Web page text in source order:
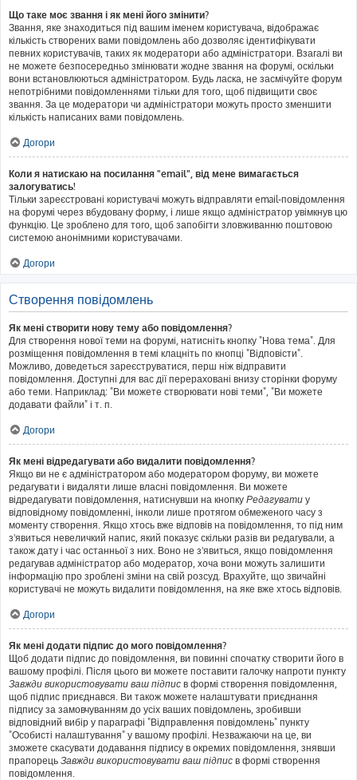
Що таке моє звання і як мені його змінити?
Звання, яке знаходиться під вашим іменем користувача, відображає
кількість створених вами повідомлень або дозволяє ідентифікувати
певних користувачів, таких як модератори або адміністратори. Взагалі ви
не можете безпосередньо змінювати жодне звання на форумі, оскільки
вони встановлюються адміністратором. Будь ласка, не засмічуйте форум
непотрібними повідомленнями тільки для того, щоб підвищити своє
звання. За це модератори чи адміністратори можуть просто зменшити
кількість написаних вами повідомлень.
Догори
Коли я натискаю на посилання "email", від мене вимагається
залогуватись!
Тільки зареєстровані користувачі можуть відправляти email-повідомлення
на форумі через вбудовану форму, і лише якщо адміністратор увімкнув цю
функцію. Це зроблено для того, щоб запобігти зловживанню поштовою
системою анонімними користувачами.
Догори
Створення повідомлень
Як мені створити нову тему або повідомлення?
Для створення нової теми на форумі, натисніть кнопку "Нова тема". Для
розміщення повідомлення в темі клацніть по кнопці "Відповісти".
Можливо, доведеться зареєструватися, перш ніж відправити
повідомлення. Доступні для вас дії перераховані внизу сторінки форуму
або теми. Наприклад: "Ви можете створювати нові теми", "Ви можете
додавати файли" і т. п.
Догори
Як мені відредагувати або видалити повідомлення?
Якщо ви не є адміністратором або модератором форуму, ви можете
редагувати і видаляти лише власні повідомлення. Ви можете
відредагувати повідомлення, натиснувши на кнопку Редагувати у
відповідному повідомленні, інколи лише протягом обмеженого часу з
моменту створення. Якщо хтось вже відповів на повідомлення, то під ним
з'явиться невеличкий напис, який показує скільки разів ви редагували, а
також дату і час останньої з них. Воно не з'явиться, якщо повідомлення
редагував адміністратор або модератор, хоча вони можуть залишити
інформацію про зроблені зміни на свій розсуд. Врахуйте, що звичайні
користувачі не можуть видалити повідомлення, на яке вже хтось відповів.
Догори
Як мені додати підпис до мого повідомлення?
Щоб додати підпис до повідомлення, ви повинні спочатку створити його в
вашому профілі. Після цього ви можете поставити галочку напроти пункту
Завжди використовувати ваш підпис в формі створення повідомлення,
щоб підпис приєднався. Ви також можете налаштувати приєднання
підпису за замовчуванням до усіх ваших повідомлень, зробивши
відповідний вибір у параграфі "Відправлення повідомлень" пункту
"Особисті налаштування" у вашому профілі. Незважаючи на це, ви
зможете скасувати додавання підпису в окремих повідомлення, знявши
прапорець Завжди використовувати ваш підпис в формі створення
повідомлення.